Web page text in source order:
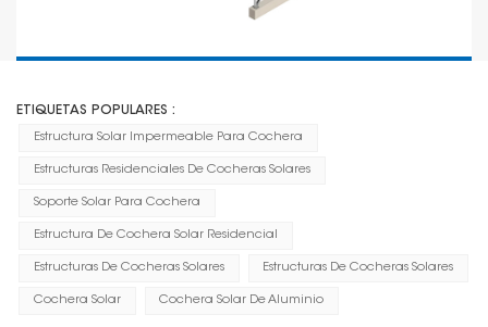
ETIQUETAS POPULARES :
Estructura Solar Impermeable Para Cochera
Estructuras Residenciales De Cocheras Solares
Soporte Solar Para Cochera
Estructura De Cochera Solar Residencial
Estructuras De Cocheras Solares Estructuras De Cocheras Solares
Cochera Solar Cochera Solar De Aluminio